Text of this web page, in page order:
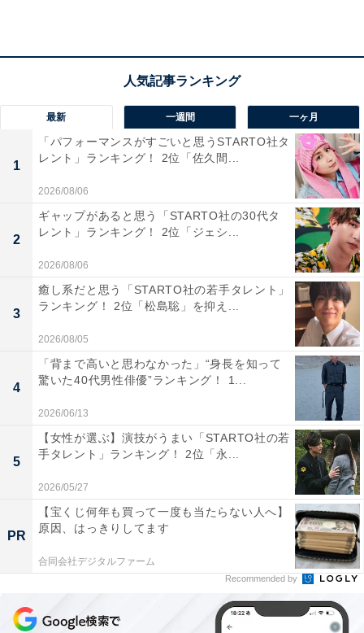
1位：佐藤景瑚／81票
View this post on Instagram
最新 一週間 一ヶ月
1
「パフォーマンスがすごいと思うSTARTO社タ
レント」ランキング！ 2位「佐久間...
2026/08/06
2
ギャップがあると思う「STARTO社の30代タ
レント」ランキング！ 2位「ジェシ...
2026/08/06
3
癒し系だと思う「STARTO社の若手タレント」
ランキング！ 2位「松島聡」を抑え...
2026/08/05
4
「背まで高いと思わなかった」“身長を知って
驚いた40代男性俳優”ランキング！ 1...
2026/06/13
5
【女性が選ぶ】演技がうまい「STARTO社の若
手タレント」ランキング！ 2位「永...
2026/05/27
PR
【宝くじ何年も買って一度も当たらない人へ】
原因、はっきりしてます
合同会社デジタルファーム
Recommended by